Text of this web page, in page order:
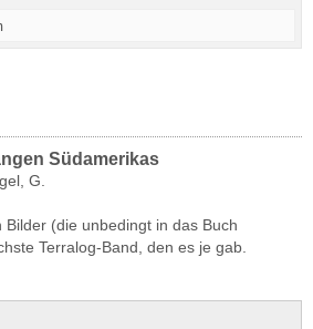
Südamerikas
G.
(die unbedingt in das Buch
Terralog-Band, den es je gab.